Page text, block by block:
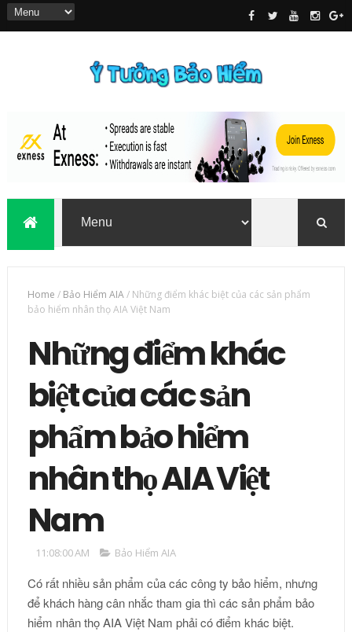
Home / Bảo Hiểm AIA/ Những điểm khác biệt của các sản phẩm
bảo hiểm nhân thọ AIA Việt Nam
Những điểm khác
biệt của các sản
phẩm bảo hiểm
nhân thọ AIA Việt
Nam
11:08:00 AM Bảo Hiểm AIA
Có rất nhiều sản phẩm của các công ty bảo hiểm, nhưng
để khách hàng cân nhắc tham gia thì các sản phẩm bảo
hiểm nhân thọ AIA Việt Nam phải có điểm khác biệt.